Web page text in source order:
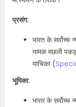
प्रसंग:
भारत के सर्वोच्च
नामक मछली
याचिका (
भूमिका:
भारत के सर्वोच्च